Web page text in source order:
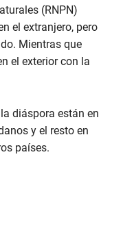
(RNPN)
el extranjero, pero
Mientras que
el exterior con la
diáspora están en
y el resto en
países.